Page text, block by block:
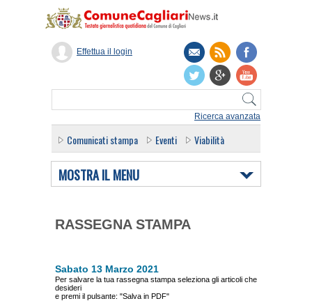
Ricerca avanzata
Effettua il login
Comunicati stampa Eventi Viabilità
MOSTRA IL MENU
RASSEGNA STAMPA
Sabato 13 Marzo 2021
Per salvare la tua rassegna stampa seleziona gli articoli che
desideri
e premi il pulsante: "Salva in PDF"